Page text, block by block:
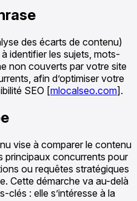
des écarts de contenu)
identifier les sujets, mots-
non couverts par votre site
afin d’optimiser votre
SEO [mlocalseo.com].
vise à comparer le contenu
principaux concurrents pour
ou requêtes stratégiques
Cette démarche va au-delà
clés : elle s’intéresse à la